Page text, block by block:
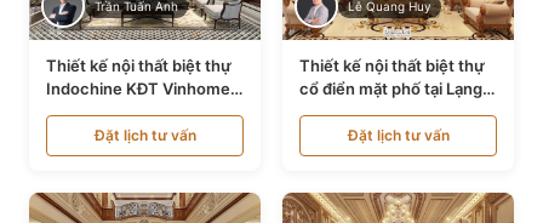
Trần Tuấn Anh
Thiết kế nội thất biệt thự
Indochine KĐT Vinhomes
Ocean Park NT24600
Đặt lịch tư vấn
Lê Quang Huy
Thiết kế nội thất biệt thự
cổ điển mặt phố tại Lạng
Sơn NT24534
Đặt lịch tư vấn